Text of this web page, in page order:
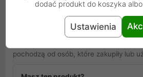
Opinie Klientów
pochodzą od osób, które zakupiły lub
dodać produkt do koszyka
Ustawienia